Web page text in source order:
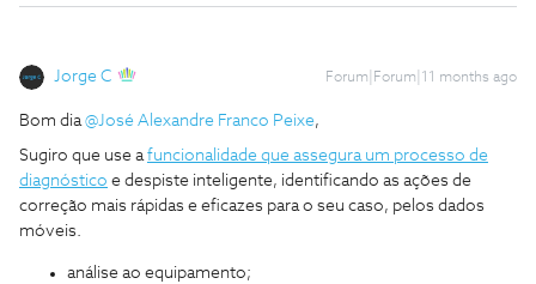
Jorge C Forum|Forum|11 months ago
Bom dia ​@José Alexandre Franco Peixe,
Sugiro que use afuncionalidade que assegura um processo de
diagnóstico e despiste inteligente, identificando as ações de
correção mais rápidas e eficazes para o seu caso, pelos dados
móveis.
análise ao equipamento;